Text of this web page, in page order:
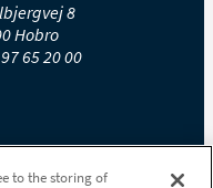
8
Hobro
97 65 20 00
to the storing of